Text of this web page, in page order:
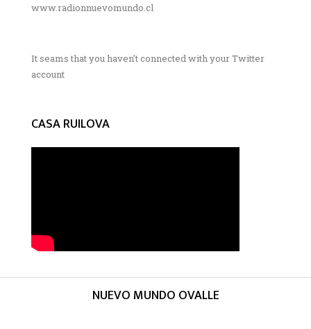
www.radionnuevomundo.cl
It seams that you haven't connected with your Twitter
account
CASA RUILOVA
NUEVO MUNDO OVALLE